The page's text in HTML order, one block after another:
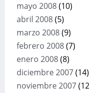
mayo 2008(10)
abril 2008(5)
marzo 2008(9)
febrero 2008(7)
enero 2008(8)
diciembre 2007(14)
noviembre 2007